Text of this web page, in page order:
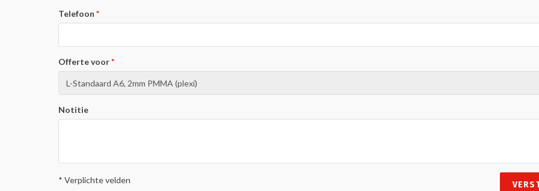
Telefoon
Offerte voor
Notitie
* Verplichte velden